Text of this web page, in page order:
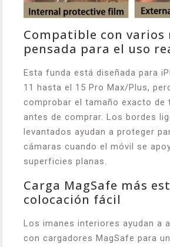
Compatible con varios
pensada para el uso
Esta funda está diseñada para
11 hasta el 15 Pro Max/Plus,
comprobar el tamaño exacto de
antes de comprar. Los bordes
levantados ayudan a proteger
cámaras cuando el móvil se
superficies planas.
Carga MagSafe más
colocación fácil
Los imanes interiores ayudan a
con cargadores MagSafe para